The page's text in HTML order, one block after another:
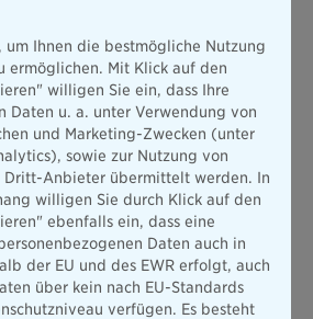
Beamten Versicherung AG
Brutto-Beitragseinnahmen ein
156 Millionen Euro. Im Neugeschäft
auf einen Zuwachs von 28
legte um 18 Prozent zu, SHU um 16
Unternehmen ist auf dem richtigen
Gräfer. „Gerade einzigartige
Versicherten, wie der Testsieger
die Meine-eine-Police oder die
finden starken Widerhall am
um Ihnen die bestmögliche Nutzung
ermöglichen. Mit Klick auf den
willigen Sie ein, dass Ihre
Daten u. a. unter Verwendung von
und Marketing-Zwecken (unter
sowie zur Nutzung von
Dritt-Anbieter übermittelt werden. In
willigen Sie durch Klick auf den
ebenfalls ein, dass eine
Daten auch in
der EU und des EWR erfolgt, auch
über kein nach EU-Standards
verfügen. Es besteht